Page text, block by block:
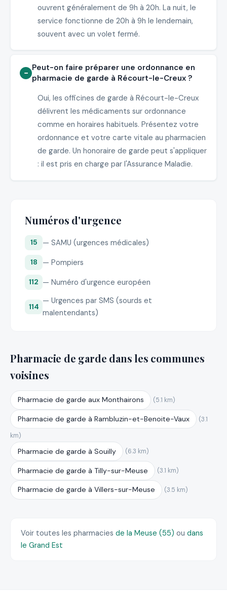
ouvrent généralement de 9h à 20h. La nuit, le
service fonctionne de 20h à 9h le lendemain,
souvent avec un volet fermé.
Peut-on faire préparer une ordonnance en
pharmacie de garde à Récourt-le-Creux ?
Oui, les officines de garde à Récourt-le-Creux
délivrent les médicaments sur ordonnance
comme en horaires habituels. Présentez votre
ordonnance et votre carte vitale au pharmacien
de garde. Un honoraire de garde peut s'appliquer
: il est pris en charge par l'Assurance Maladie.
Numéros d'urgence
15 — SAMU (urgences médicales)
18 — Pompiers
112 — Numéro d'urgence européen
114
— Urgences par SMS (sourds et
malentendants)
Pharmacie de garde dans les communes
voisines
Pharmacie de garde aux Monthairons (5.1 km)
Pharmacie de garde à Rambluzin-et-Benoite-Vaux (3.1
km)
Pharmacie de garde à Souilly (6.3 km)
Pharmacie de garde à Tilly-sur-Meuse (3.1 km)
Pharmacie de garde à Villers-sur-Meuse (3.5 km)
Voir toutes les pharmacies de la Meuse (55) ou dans
le Grand Est